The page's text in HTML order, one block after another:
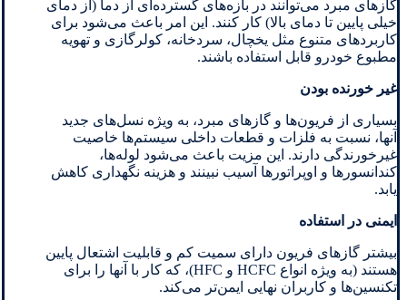
گازهای مبرد می‌توانند در بازه‌های گسترده‌ای از دما (از دمای
خیلی پایین تا دمای بالا) کار کنند. این امر باعث می‌شود برای
کاربردهای متنوع مثل یخچال، سردخانه، کولرگازی و تهویه
مطبوع خودرو قابل استفاده باشند.
غیر خورنده بودن
بسیاری از فریون‌ها و گازهای مبرد، به ویژه نسل‌های جدید
آنها، نسبت به فلزات و قطعات داخلی سیستم‌ها خاصیت
غیرخورندگی دارند. این مزیت باعث می‌شود لوله‌ها،
کندانسورها و اوپراتورها آسیب نبینند و هزینه نگهداری کاهش
یابد.
ایمنی در استفاده
بیشتر گازهای فریون دارای سمیت کم و قابلیت اشتعال پایین
هستند (به ویژه انواع HCFC و HFC)، که کار با آنها را برای
تکنسین‌ها و کاربران نهایی ایمن‌تر می‌کند.